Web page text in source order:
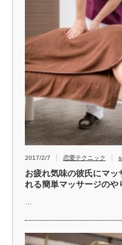
2017/2/7 恋愛テクニック
お疲れ気味の彼氏にマ
れる簡単マッサージのや
…